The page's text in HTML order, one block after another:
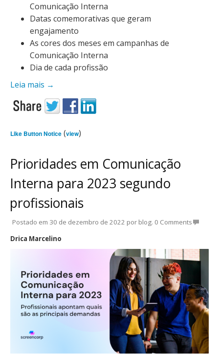
Comunicação Interna
Datas comemorativas que geram
engajamento
As cores dos meses em campanhas de
Comunicação Interna
Dia de cada profissão
Leia mais →
Like Button Notice (view)
Prioridades em Comunicação
Interna para 2023 segundo
profissionais
Postado em 30 de dezembro de 2022 por blog. 0 Comments
Drica Marcelino